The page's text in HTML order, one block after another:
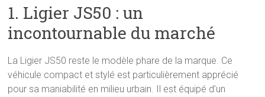
1. Ligier JS50 : un
incontournable du marché
La Ligier JS50 reste le modèle phare de la marque. Ce
véhicule compact et stylé est particulièrement apprécié
pour sa maniabilité en milieu urbain. Il est équipé d’un